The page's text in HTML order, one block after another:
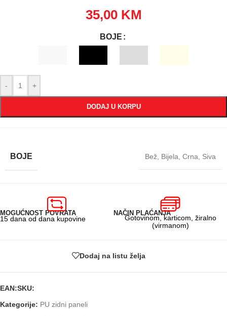
35,00 KM
BOJE
- +
DODAJ U KORPU
BOJE Bež, Bijela, Crna, Siva
MOGUĆNOST POVRATA
15 dana od dana kupovine
NAČIN PLAĆANJA
Gotovinom, karticom, žiralno
(virmanom)
Dodaj na listu želja
EAN:SKU:
Kategorije: PU zidni paneli